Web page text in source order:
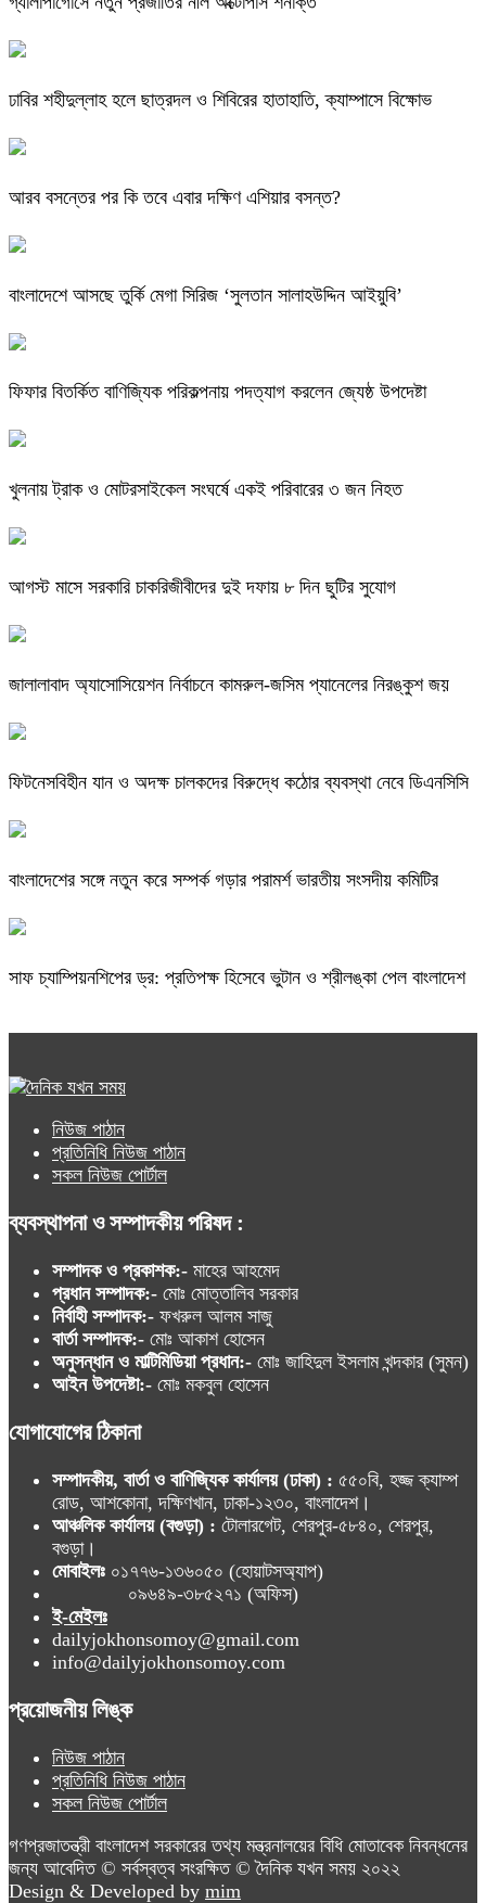
ঢাবির শহীদুল্লাহ হলে ছাত্রদল ও শিবিরের হাতাহাতি, ক্যাম্পাসে বিক্ষোভ
আরব বসন্তের পর কি তবে এবার দক্ষিণ এশিয়ার বসন্ত?
বাংলাদেশে আসছে তুর্কি মেগা সিরিজ ‘সুলতান সালাহউদ্দিন আইয়ুবি’
ফিফার বিতর্কিত বাণিজ্যিক পরিকল্পনায় পদত্যাগ করলেন জ্যেষ্ঠ উপদেষ্টা
খুলনায় ট্রাক ও মোটরসাইকেল সংঘর্ষে একই পরিবারের ৩ জন নিহত
আগস্ট মাসে সরকারি চাকরিজীবীদের দুই দফায় ৮ দিন ছুটির সুযোগ
জালালাবাদ অ্যাসোসিয়েশন নির্বাচনে কামরুল-জসিম প্যানেলের নিরঙ্কুশ জয়
ফিটনেসবিহীন যান ও অদক্ষ চালকদের বিরুদ্ধে কঠোর ব্যবস্থা নেবে ডিএনসিসি
বাংলাদেশের সঙ্গে নতুন করে সম্পর্ক গড়ার পরামর্শ ভারতীয় সংসদীয় কমিটির
সাফ চ্যাম্পিয়নশিপের ড্র: প্রতিপক্ষ হিসেবে ভুটান ও শ্রীলঙ্কা পেল বাংলাদেশ
নিউজ পাঠান
প্রতিনিধি নিউজ পাঠান
সকল নিউজ পোর্টাল
ব্যবস্থাপনা ও সম্পাদকীয় পরিষদ :
সম্পাদক ও প্রকাশক:- মাহের আহমেদ
প্রধান সম্পাদক:- মোঃ মোত্তালিব সরকার
নির্বাহী সম্পাদক:- ফখরুল আলম সাজু
বার্তা সম্পাদক:- মোঃ আকাশ হোসেন
অনুসন্ধান ও মাল্টিমিডিয়া প্রধান:- মোঃ জাহিদুল ইসলাম খন্দকার (সুমন)
আইন উপদেষ্টা:- মোঃ মকবুল হোসেন
যোগাযোগের ঠিকানা
সম্পাদকীয়, বার্তা ও বাণিজ্যিক কার্যালয় (ঢাকা) : ৫৫০বি, হজ্জ ক্যাম্প
রোড, আশকোনা, দক্ষিণখান, ঢাকা-১২৩০, বাংলাদেশ।
আঞ্চলিক কার্যালয় (বগুড়া) : টোলারগেট, শেরপুর-৫৮৪০, শেরপুর,
বগুড়া।
মোবাইলঃ ০১৭৭৬-১৩৬০৫০ (হোয়াটসঅ্যাপ)
০৯৬৪৯-৩৮৫২৭১ (অফিস)
ই-মেইলঃ
dailyjokhonsomoy@gmail.com
info@dailyjokhonsomoy.com
প্রয়োজনীয় লিঙ্ক
নিউজ পাঠান
প্রতিনিধি নিউজ পাঠান
সকল নিউজ পোর্টাল
গণপ্রজাতন্ত্রী বাংলাদেশ সরকারের তথ্য মন্ত্রনালয়ের বিধি মোতাবেক নিবন্ধনের
জন্য আবেদিত © সর্বস্বত্ব সংরক্ষিত © দৈনিক যখন সময় ২০২২
Design & Developed by mim